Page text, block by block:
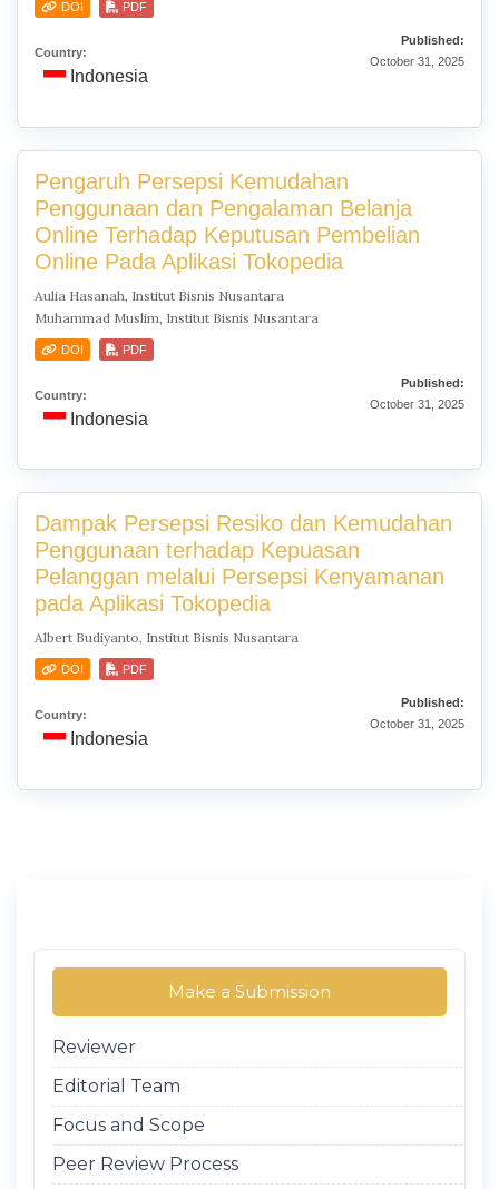
DOI PDF
Country:
Indonesia
Published:
October 31, 2025
Pengaruh Persepsi Kemudahan
Penggunaan dan Pengalaman Belanja
Online Terhadap Keputusan Pembelian
Online Pada Aplikasi Tokopedia
Aulia Hasanah, Institut Bisnis Nusantara
Muhammad Muslim, Institut Bisnis Nusantara
DOI PDF
Country:
Indonesia
Published:
October 31, 2025
Dampak Persepsi Resiko dan Kemudahan
Penggunaan terhadap Kepuasan
Pelanggan melalui Persepsi Kenyamanan
pada Aplikasi Tokopedia
Albert Budiyanto, Institut Bisnis Nusantara
DOI PDF
Country:
Indonesia
Published:
October 31, 2025
Make a Submission
Reviewer
Editorial Team
Focus and Scope
Peer Review Process